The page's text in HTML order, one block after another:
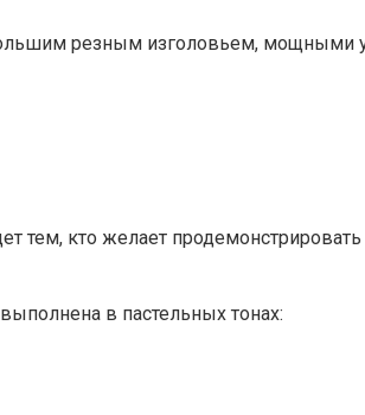
резным изголовьем,
тем, кто желает
в пастельных тонах: